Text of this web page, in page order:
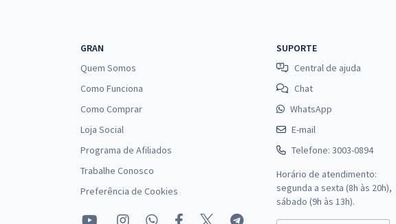
GRAN
Quem Somos
Como Funciona
Como Comprar
Loja Social
Programa de Afiliados
Trabalhe Conosco
Preferência de Cookies
SUPORTE
Central de ajuda
Chat
WhatsApp
E-mail
Telefone: 3003-0894
Horário de atendimento:
segunda a sexta (8h às 20h),
sábado (9h às 13h).